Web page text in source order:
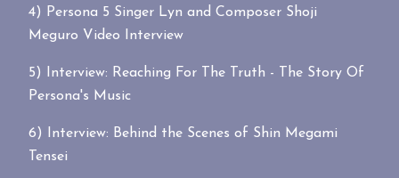
4)
Persona 5 Singer Lyn and Composer Shoji
Meguro Video Interview
5)
Interview: Reaching For The Truth - The Story Of
Persona's Music
6)
Interview: Behind the Scenes of Shin Megami
Tensei